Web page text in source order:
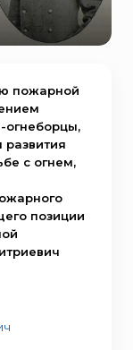
пожарной
огнеборцы,
с огнем,
позиции